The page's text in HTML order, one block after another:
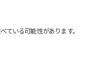
いる可能性があります。